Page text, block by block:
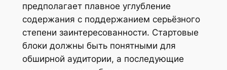
предполагает плавное углубление
содержания с поддержанием серьёзного
степени заинтересованности. Стартовые
блоки должны быть понятными для
обширной аудитории, а последующие